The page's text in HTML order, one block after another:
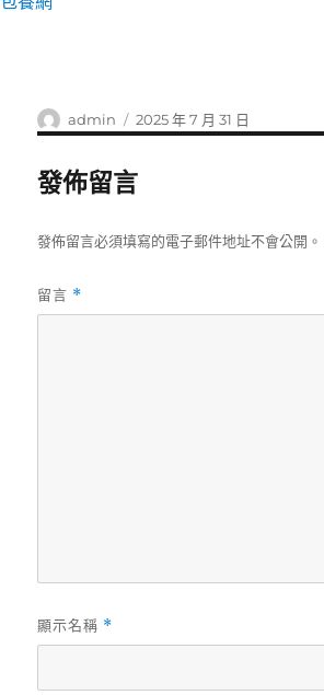
作
者
admin
發
佈
2025 年 7 月 31 日
發佈留言
發佈留言必須填寫的電子郵件地址不會公開。
留言 *
顯示名稱 *